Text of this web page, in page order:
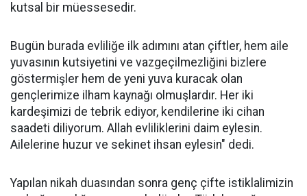
kutsal bir müessesedir.
Bugün burada evliliğe ilk adımını atan çiftler, hem aile
yuvasının kutsiyetini ve vazgeçilmezliğini bizlere
göstermişler hem de yeni yuva kuracak olan
gençlerimize ilham kaynağı olmuşlardır. Her iki
kardeşimizi de tebrik ediyor, kendilerine iki cihan
saadeti diliyorum. Allah evliliklerini daim eylesin.
Ailelerine huzur ve sekinet ihsan eylesin" dedi.
Yapılan nikah duasından sonra genç çifte istiklalimizin